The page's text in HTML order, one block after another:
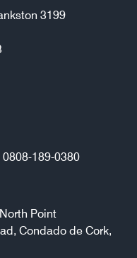
3199
189-0380
Point
Condado de Cork,